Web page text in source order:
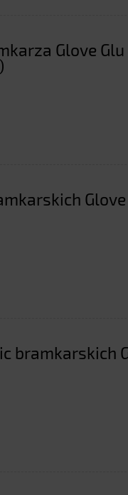
Glove
Glove
bramkarskich